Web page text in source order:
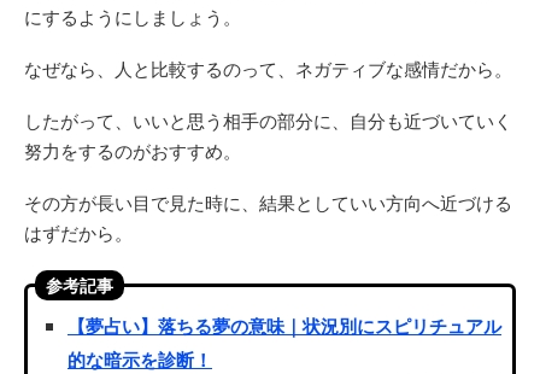
にするようにしましょう。
なぜなら、人と比較するのって、ネガティブな感情だから。
したがって、いいと思う相手の部分に、自分も近づいていく
努力をするのがおすすめ。
その方が長い目で見た時に、結果としていい方向へ近づける
はずだから。
参考記事
【夢占い】落ちる夢の意味｜状況別にスピリチュアル
的な暗示を診断！